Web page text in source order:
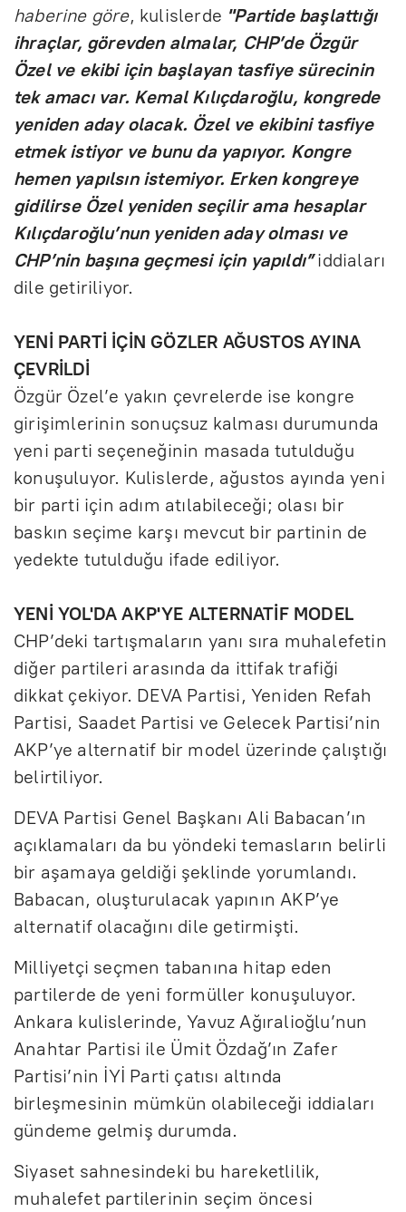
haberine göre, kulislerde "Partide başlattığı
ihraçlar, görevden almalar, CHP’de Özgür
Özel ve ekibi için başlayan tasfiye sürecinin
tek amacı var. Kemal Kılıçdaroğlu, kongrede
yeniden aday olacak. Özel ve ekibini tasfiye
etmek istiyor ve bunu da yapıyor. Kongre
hemen yapılsın istemiyor. Erken kongreye
gidilirse Özel yeniden seçilir ama hesaplar
Kılıçdaroğlu’nun yeniden aday olması ve
CHP’nin başına geçmesi için yapıldı” iddiaları
dile getiriliyor.
YENİ PARTİ İÇİN GÖZLER AĞUSTOS AYINA
ÇEVRİLDİ
Özgür Özel’e yakın çevrelerde ise kongre
girişimlerinin sonuçsuz kalması durumunda
yeni parti seçeneğinin masada tutulduğu
konuşuluyor. Kulislerde, ağustos ayında yeni
bir parti için adım atılabileceği; olası bir
baskın seçime karşı mevcut bir partinin de
yedekte tutulduğu ifade ediliyor.
YENİ YOL'DA AKP'YE ALTERNATİF MODEL
CHP’deki tartışmaların yanı sıra muhalefetin
diğer partileri arasında da ittifak trafiği
dikkat çekiyor. DEVA Partisi, Yeniden Refah
Partisi, Saadet Partisi ve Gelecek Partisi’nin
AKP’ye alternatif bir model üzerinde çalıştığı
belirtiliyor.
DEVA Partisi Genel Başkanı Ali Babacan’ın
açıklamaları da bu yöndeki temasların belirli
bir aşamaya geldiği şeklinde yorumlandı.
Babacan, oluşturulacak yapının AKP’ye
alternatif olacağını dile getirmişti.
Milliyetçi seçmen tabanına hitap eden
partilerde de yeni formüller konuşuluyor.
Ankara kulislerinde, Yavuz Ağıralioğlu’nun
Anahtar Partisi ile Ümit Özdağ’ın Zafer
Partisi’nin İYİ Parti çatısı altında
birleşmesinin mümkün olabileceği iddiaları
gündeme gelmiş durumda.
Siyaset sahnesindeki bu hareketlilik,
muhalefet partilerinin seçim öncesi